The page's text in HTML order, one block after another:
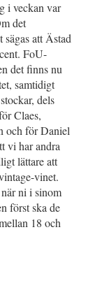
i veckan var
det
att Ästad
FoU-
det finns nu
samtidigt
dels
Claes,
och för Daniel
vi har andra
lättare att
vinet.
ni i sinom
först ska de
18 och